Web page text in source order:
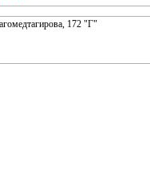
172 "Г"